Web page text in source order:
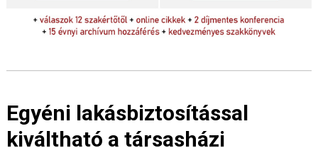
Egyéni lakásbiztosítással
kiváltható a társasházi